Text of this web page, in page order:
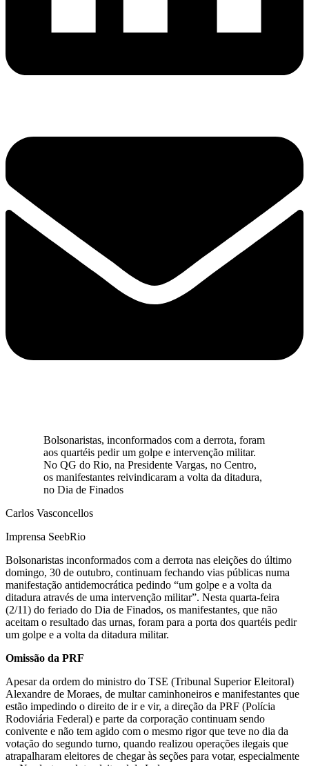
Bolsonaristas, inconformados com a derrota, foram
aos quartéis pedir um golpe e intervenção militar.
No QG do Rio, na Presidente Vargas, no Centro,
os manifestantes reivindicaram a volta da ditadura,
no Dia de Finados
Carlos Vasconcellos
Imprensa SeebRio
Bolsonaristas inconformados com a derrota nas eleições do último
domingo, 30 de outubro, continuam fechando vias públicas numa
manifestação antidemocrática pedindo “um golpe e a volta da
ditadura através de uma intervenção militar”. Nesta quarta-feira
(2/11) do feriado do Dia de Finados, os manifestantes, que não
aceitam o resultado das urnas, foram para a porta dos quartéis pedir
um golpe e a volta da ditadura militar.
Omissão da PRF
Apesar da ordem do ministro do TSE (Tribunal Superior Eleitoral)
Alexandre de Moraes, de multar caminhoneiros e manifestantes que
estão impedindo o direito de ir e vir, a direção da PRF (Polícia
Rodoviária Federal) e parte da corporação continuam sendo
conivente e não tem agido com o mesmo rigor que teve no dia da
votação do segundo turno, quando realizou operações ilegais que
atrapalharam eleitores de chegar às seções para votar, especialmente